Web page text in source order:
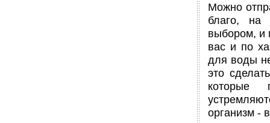
Можно
благо, на
выбором, и
вас и по
для воды
это
которые
организм -